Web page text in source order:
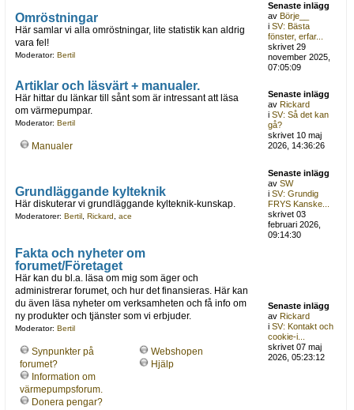
Omröstningar
Här samlar vi alla omröstningar, lite statistik kan aldrig
vara fel!
Moderator: Bertil
Senaste inlägg
avBörje__
iSV: Bästa
fönster, erfar...
skrivet 29
november 2025,
07:05:09
Artiklar och läsvärt + manualer.
Här hittar du länkar till sånt som är intressant att läsa
om värmepumpar.
Moderator: Bertil
Manualer
Senaste inlägg
avRickard
iSV: Så det kan
gå?
skrivet 10 maj
2026, 14:36:26
Grundläggande kylteknik
Här diskuterar vi grundläggande kylteknik-kunskap.
Moderatorer: Bertil, Rickard ace
Senaste inlägg
avSW
iSV: Grundig
FRYS Kanske...
skrivet 03
februari 2026,
09:14:30
Fakta och nyheter om
forumet/Företaget
Här kan du bl.a. läsa om mig som äger och
administrerar forumet, och hur det finansieras. Här kan
du även läsa nyheter om verksamheten och få info om
ny produkter och tjänster som vi erbjuder.
Moderator: Bertil
Synpunkter på
forumet?
Information om
värmepumpsforum.
Donera pengar?
Webshopen
Hjälp
Senaste inlägg
avRickard
iSV: Kontakt och
cookie-i...
skrivet 07 maj
2026, 05:23:12